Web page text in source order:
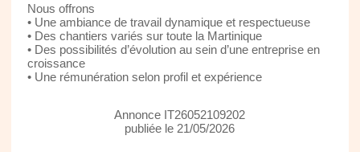
Nous offrons
• Une ambiance de travail dynamique et respectueuse
• Des chantiers variés sur toute la Martinique
• Des possibilités d’évolution au sein d’une entreprise en
croissance
• Une rémunération selon profil et expérience
Annonce IT26052109202
publiée le 21/05/2026